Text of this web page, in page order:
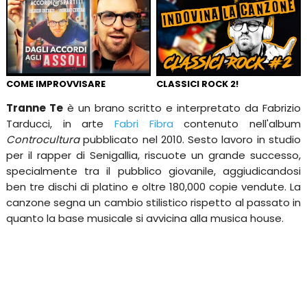
COME IMPROVVISARE CLASSICI ROCK 2!
Tranne Teè un brano scritto e interpretato da Fabrizio
Tarducci, in arte Fabri Fibra contenuto nell'album
Controculturapubblicato nel 2010. Sesto lavoro in studio
per il rapper di Senigallia, riscuote un grande successo,
specialmente tra il pubblico giovanile, aggiudicandosi
ben tre dischi di platino e oltre 180,000 copie vendute. La
canzone segna un cambio stilistico rispetto al passato in
quanto la base musicale si avvicina alla musica house.